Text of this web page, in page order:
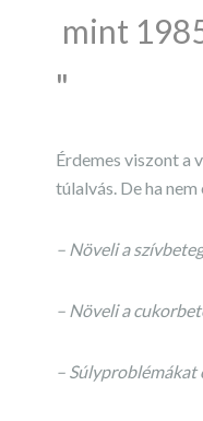
mint
Érdemes viszont a
túlalvás. De ha
– Növeli a
– Növeli a
– Súlyproblémákat